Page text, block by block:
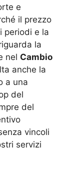
e
il prezzo
periodi e la
la
nel Cambio
anche la
a una
del
del
vincoli
servizi